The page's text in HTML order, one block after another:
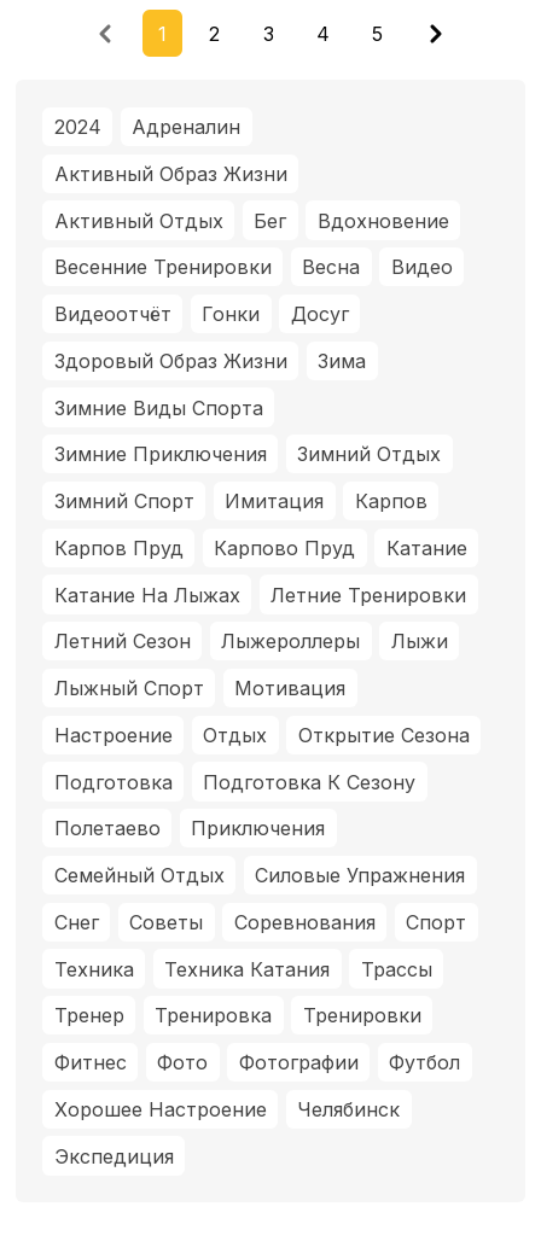
Previous
1 2 3 4 5 Next
2024
Адреналин
Активный Образ Жизни
Активный Отдых
Бег
Вдохновение
Весенние Тренировки
Весна
Видео
Видеоотчёт
Гонки
Досуг
Здоровый Образ Жизни
Зима
Зимние Виды Спорта
Зимние Приключения
Зимний Отдых
Зимний Спорт
Имитация
Карпов
Карпов Пруд
Карпово Пруд
Катание
Катание На Лыжах
Летние Тренировки
Летний Сезон
Лыжероллеры
Лыжи
Лыжный Спорт
Мотивация
Настроение
Отдых
Открытие Сезона
Подготовка
Подготовка К Сезону
Полетаево
Приключения
Семейный Отдых
Силовые Упражнения
Снег
Советы Соревнования
Спорт
Техника
Техника Катания
Трассы
Тренер
Тренировка
Тренировки
Фитнес
Фото Фотографии
Футбол
Хорошее Настроение
Челябинск
Экспедиция